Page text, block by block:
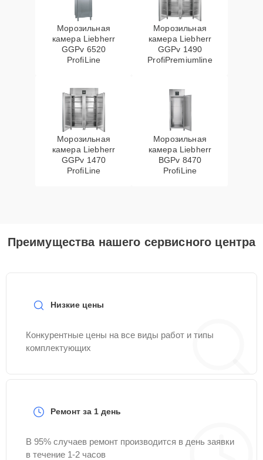
Морозильная
камера Liebherr
GGPv 6520
ProfiLine
Морозильная
камера Liebherr
GGPv 1490
ProfiPremiumline
Морозильная
камера Liebherr
GGPv 1470
ProfiLine
Морозильная
камера Liebherr
BGPv 8470
ProfiLine
Преимущества нашего сервисного центра
Низкие цены
Конкурентные цены на все виды работ и типы
комплектующих
Ремонт за 1 день
В 95% случаев ремонт производится в день заявки
в течение 1-2 часов